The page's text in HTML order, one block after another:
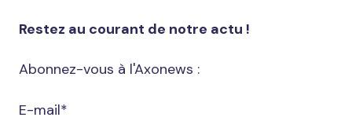
Restez au courant de notre actu !
Abonnez-vous à l'Axonews :
E-mail*